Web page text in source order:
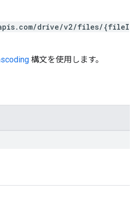
drive/v2/files/{fileI
構文を使用します。